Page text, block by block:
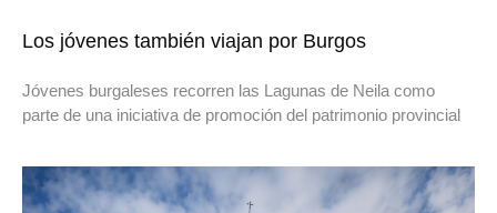
Los jóvenes también viajan por Burgos
Jóvenes burgaleses recorren las Lagunas de Neila como
parte de una iniciativa de promoción del patrimonio provincial